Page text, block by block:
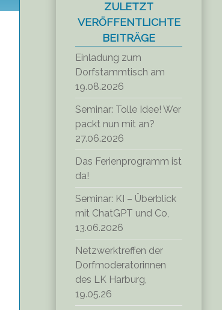
ZULETZT
VERÖFFENTLICHTE
BEITRÄGE
Einladung zum
Dorfstammtisch am
19.08.2026
Seminar: Tolle Idee! Wer
packt nun mit an?
27.06.2026
Das Ferienprogramm ist
da!
Seminar: KI – Überblick
mit ChatGPT und Co,
13.06.2026
Netzwerktreffen der
Dorfmoderatorinnen
des LK Harburg,
19.05.26